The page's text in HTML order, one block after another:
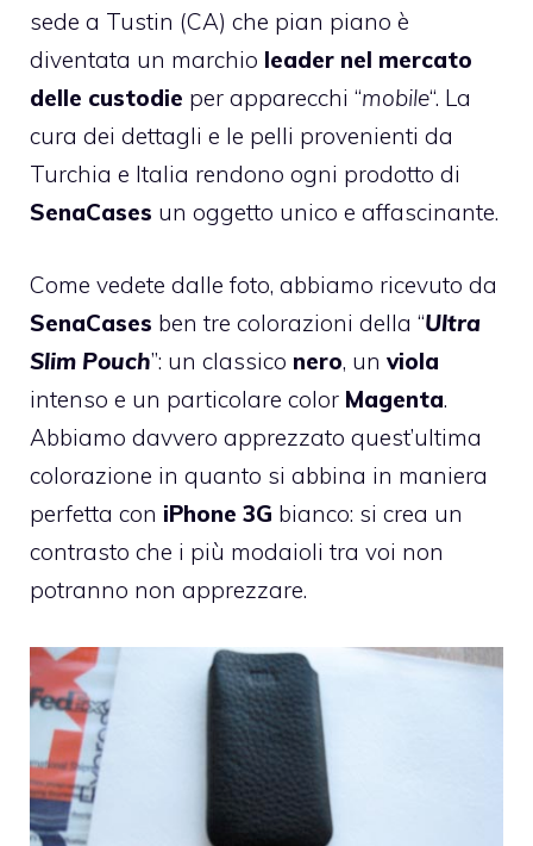
sede a Tustin (CA) che pian piano è
diventata un marchio leader nel mercato
delle custodie per apparecchi “mobile“. La
cura dei dettagli e le pelli provenienti da
Turchia e Italia rendono ogni prodotto di
SenaCases un oggetto unico e affascinante.
Come vedete dalle foto, abbiamo ricevuto da
SenaCases ben tre colorazioni della “Ultra
Slim Pouch”: un classico nero, un viola
intenso e un particolare color Magenta.
Abbiamo davvero apprezzato quest’ultima
colorazione in quanto si abbina in maniera
perfetta con iPhone 3G bianco: si crea un
contrasto che i più modaioli tra voi non
potranno non apprezzare.